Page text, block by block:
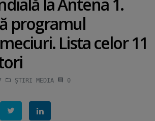
programul
Lista celor 11
ȘTIRI MEDIA 0